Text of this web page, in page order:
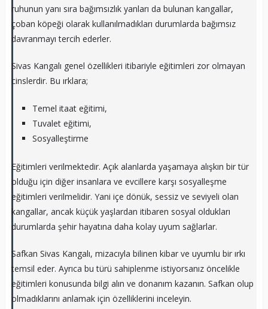
ruhunun yanı sıra bağımsızlık yanları da bulunan kangallar,
çoban köpeği olarak kullanılmadıkları durumlarda bağımsız
davranmayı tercih ederler.
Sivas Kangalı genel özellikleri itibariyle eğitimleri zor olmayan
cinslerdir. Bu ırklara;
Temel itaat eğitimi,
Tuvalet eğitimi,
Sosyalleştirme
Eğitimleri verilmektedir. Açık alanlarda yaşamaya alışkın bir tür
olduğu için diğer insanlara ve evcillere karşı sosyalleşme
eğitimleri verilmelidir. Yani içe dönük, sessiz ve seviyeli olan
kangallar, ancak küçük yaşlardan itibaren sosyal oldukları
durumlarda şehir hayatına daha kolay uyum sağlarlar.
Safkan Sivas Kangalı, mizacıyla bilinen kibar ve uyumlu bir ırkı
temsil eder. Ayrıca bu türü sahiplenme istiyorsanız öncelikle
eğitimleri konusunda bilgi alın ve donanım kazanın. Safkan olup
olmadıklarını anlamak için özelliklerini inceleyin.